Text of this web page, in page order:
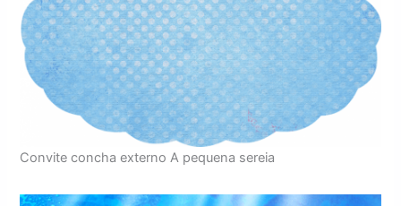
Convite concha externo A pequena sereia